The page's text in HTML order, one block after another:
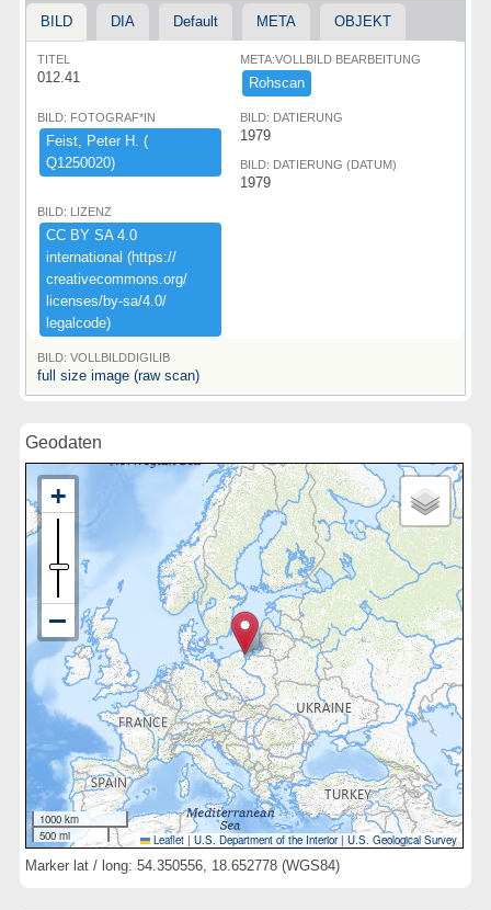
BILD DIA Default META OBJEKT
TITEL
012.41
META:VOLLBILD BEARBEITUNG
Rohscan
BILD: FOTOGRAF*IN
Feist,​ ​Peter ​H.​ ​(​
Q1250020)​
BILD: DATIERUNG
1979
BILD: DATIERUNG (DATUM)
1979
BILD: LIZENZ
CC ​BY ​SA ​4.​0 ​
international ​(​https:​/​/​
creativecommons.​org/​
licenses/​by-​sa/​4.​0/​
legalcode)​
BILD: VOLLBILDDIGILIB
full size image (raw scan)
Geodaten
1000 km
500 mi
Leaflet | U.S. Department of the Interior|U.S. Geological Survey
Marker lat / long: 54.350556, 18.652778 (WGS84)